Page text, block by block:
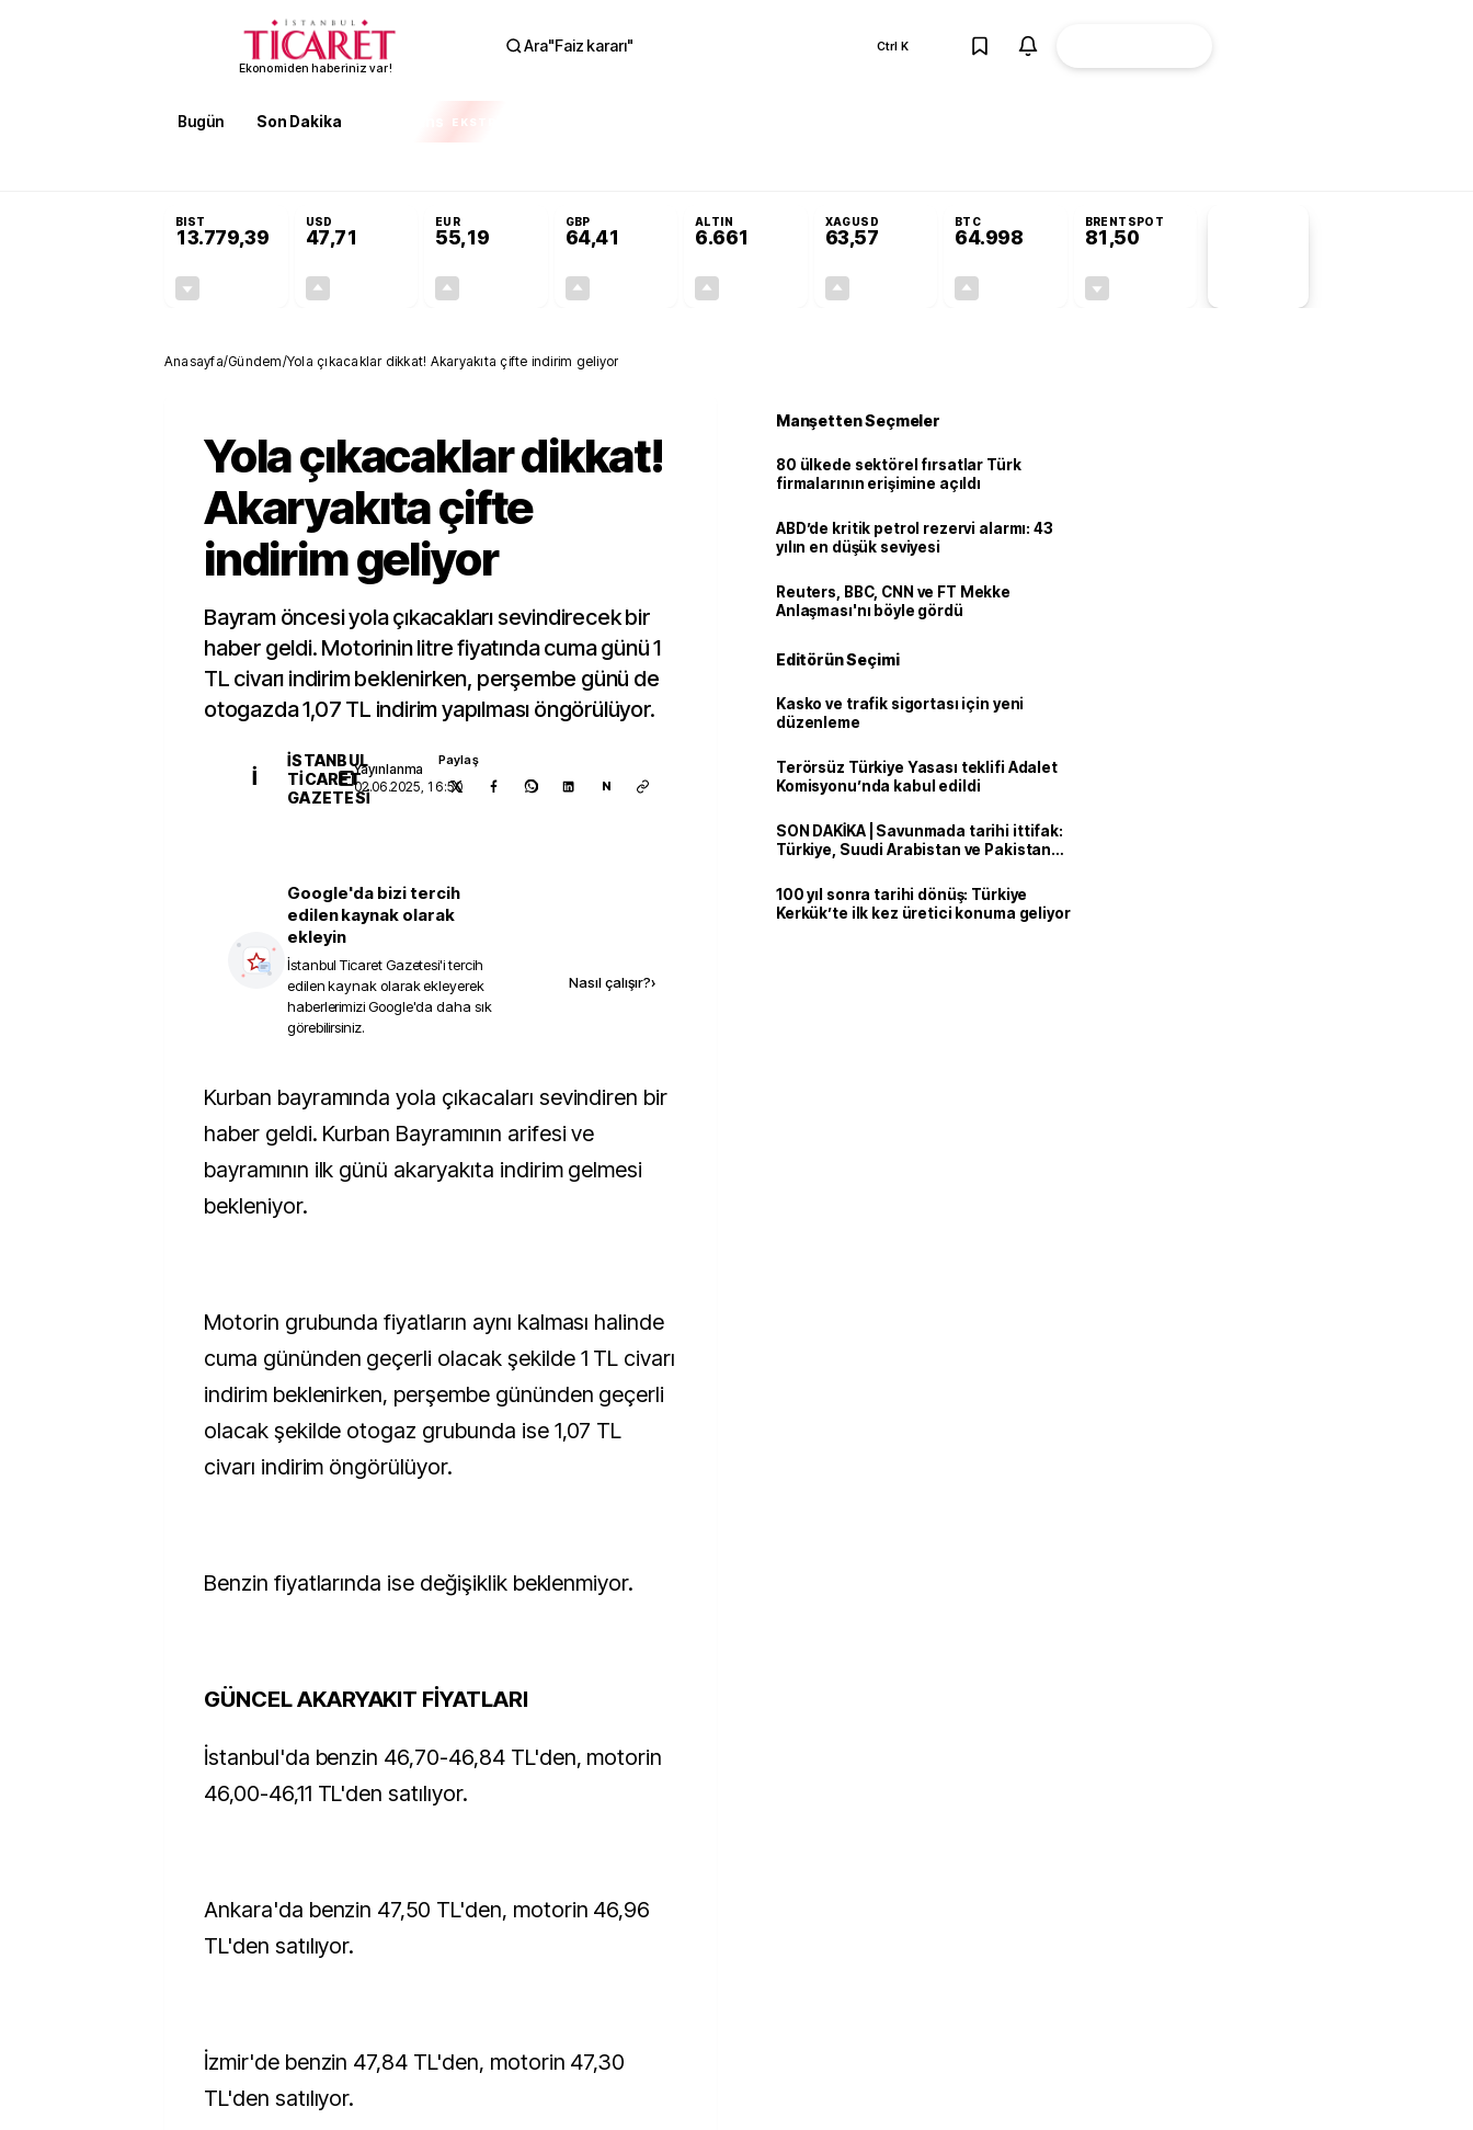
Ekonomiden haberiniz var!
Ara"Faiz kararı" Ctrl K
Bugün Son Dakika EKSTRA
BIST
13.779,39
USD
47,71
EUR
55,19
GBP
64,41
ALTIN
6.661
XAGUSD
63,57
BTC
64.998
BRENTSPOT
81,50
Anasayfa/Gündem/Yola çıkacaklar dikkat! Akaryakıta çifte indirim geliyor
Yola çıkacaklar dikkat!
Akaryakıta çifte
indirim geliyor
Bayram öncesi yola çıkacakları sevindirecek bir
haber geldi. Motorinin litre fiyatında cuma günü 1
TL civarı indirim beklenirken, perşembe günü de
otogazda 1,07 TL indirim yapılması öngörülüyor.
İ
İSTANBUL
TICARET
GAZETESI
Yayınlanma
02.06.2025, 16:50
Paylaş
N
Google'da bizi tercih
edilen kaynak olarak
ekleyin
İstanbul Ticaret Gazetesi'i tercih
edilen kaynak olarak ekleyerek
haberlerimizi Google'da daha sık
görebilirsiniz.
Nasıl çalışır?›
Kurban bayramında yola çıkacaları sevindiren bir
haber geldi. Kurban Bayramının arifesi ve
bayramının ilk günü akaryakıta indirim gelmesi
bekleniyor.
Motorin grubunda fiyatların aynı kalması halinde
cuma gününden geçerli olacak şekilde 1 TL civarı
indirim beklenirken, perşembe gününden geçerli
olacak şekilde otogaz grubunda ise 1,07 TL
civarı indirim öngörülüyor.
Benzin fiyatlarında ise değişiklik beklenmiyor.
GÜNCEL AKARYAKIT FİYATLARI
İstanbul'da benzin 46,70-46,84 TL'den, motorin
46,00-46,11 TL'den satılıyor.
Ankara'da benzin 47,50 TL'den, motorin 46,96
TL'den satılıyor.
İzmir'de benzin 47,84 TL'den, motorin 47,30
TL'den satılıyor.
Manşetten Seçmeler
80 ülkede sektörel fırsatlar Türk
firmalarının erişimine açıldı
ABD’de kritik petrol rezervi alarmı: 43
yılın en düşük seviyesi
Reuters, BBC, CNN ve FT Mekke
Anlaşması'nı böyle gördü
Editörün Seçimi
Kasko ve trafik sigortası için yeni
düzenleme
Terörsüz Türkiye Yasası teklifi Adalet
Komisyonu’nda kabul edildi
SON DAKİKA | Savunmada tarihi ittifak:
Türkiye, Suudi Arabistan ve Pakistan
100 yıl sonra tarihi dönüş: Türkiye
Kerkük’te ilk kez üretici konuma geliyor